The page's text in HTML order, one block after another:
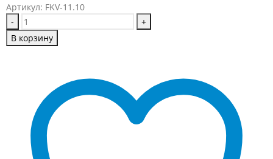
Артикул: FKV-11.10
-
+
В корзину